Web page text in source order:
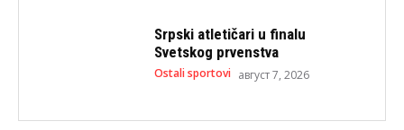
Srpski atletičari u finalu
Svetskog prvenstva
Ostali sportovi август 7, 2026